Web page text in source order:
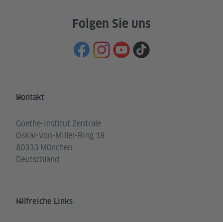
Folgen Sie uns
Service- und Informationsbereich
Kontakt
Goethe-Institut Zentrale
Oskar-von-Miller-Ring 18
80333 München
Deutschland
Hilfreiche Links